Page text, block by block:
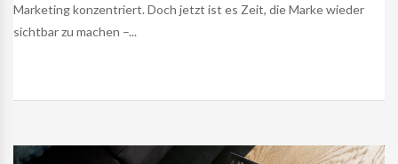
Marketing konzentriert. Doch jetzt ist es Zeit, die Marke wieder
sichtbar zu machen –...